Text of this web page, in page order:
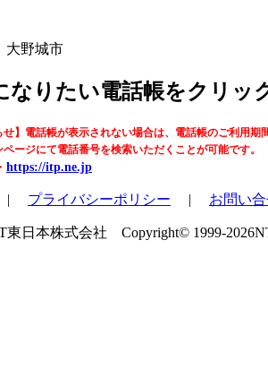
大野城市
なりたい電話帳をクリッ
せ】電話帳が表示されない場合は、電話帳のご利用期
ージにて電話番号を検索いただくことが可能です。
https://itp.ne.jp
プライバシーポリシー | お問い
東日本株式会社 Copyright© 1999-